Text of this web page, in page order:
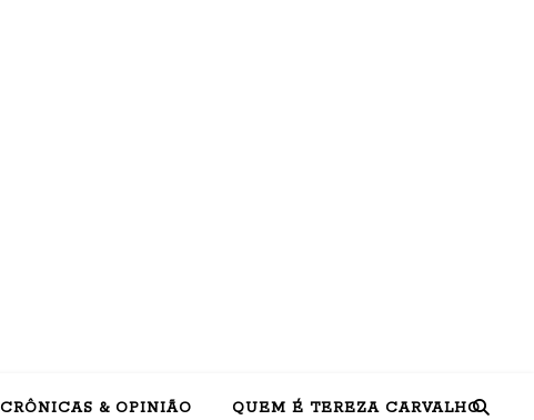
CRÔNICAS & OPINIÃO QUEM É TEREZA CARVALHO